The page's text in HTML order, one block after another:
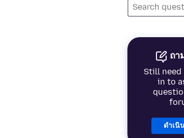
ถา
Still need
in to
ดำเนิ